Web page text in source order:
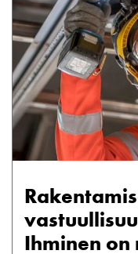
Ihminen